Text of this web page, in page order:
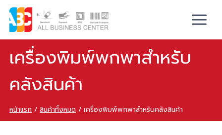
เครื่องพิมพ์พกพาสำหรับ
คลังสินค้า
หน้าแรก / สินค้าทั้งหมด / เครื่องพิมพ์พกพาสำหรับคลังสินค้า